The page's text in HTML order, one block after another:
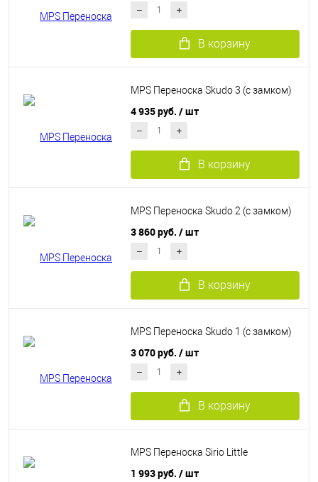
В корзину
MPS Переноска Skudo 3 (c замком)
4 935 руб. / шт
В корзину
MPS Переноска Skudo 2 (c замком)
3 860 руб. / шт
В корзину
MPS Переноска Skudo 1 (c замком)
3 070 руб. / шт
В корзину
MPS Переноска Sirio Little
1 993 руб. / шт